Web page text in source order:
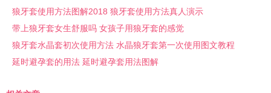
狼牙套使用方法图解2018 狼牙套使用方法真人演示
带上狼牙套女生舒服吗 女孩子用狼牙套的感觉
狼牙套水晶套初次使用方法 水晶狼牙套第一次使用图文教程
延时避孕套的用法 延时避孕套用法图解